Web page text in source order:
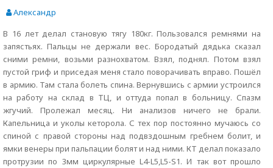
Александр
В 16 лет делал становую тягу 180кг. Пользовался ремнями на
запястьях. Пальцы не держали вес. Бородатый дядька сказал
сними ремни, возьми разнохватом. Взял, поднял. Потом взял
пустой гриф и приседая меня стало поворачивать вправо. Пошёл
в армию. Там стала болеть спина. Вернувшись с армии устроился
на работу на склад в ТЦ, и оттуда попал в больницу. Спазм
жгучий. Пролежал месяц. Ни анализов ничего не брали.
Капельница и уколы кеторола. С тех пор постоянно мучаюсь со
спиной с правой стороны над подвздошным гребнем болит, и
ямки венеры при пальпации болят и над ними. КТ делал показало
протрузии по 3мм циркулярные L4-L5,L5-S1. И так вот прошло